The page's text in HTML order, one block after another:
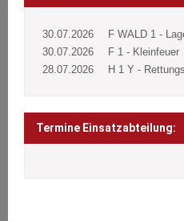
30.07.2026
F WALD 1 -
30.07.2026
F 1 - Kleinfeuer
28.07.2026
H 1 Y -
Termine Einsatzabteilung: